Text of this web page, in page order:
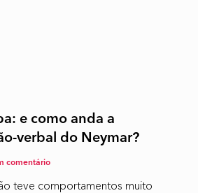
e como anda a
verbal do Neymar?
comentário
teve comportamentos muito